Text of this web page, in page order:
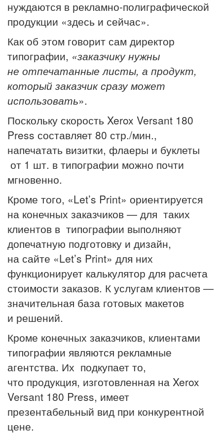
нуждаются в рекламно-полиграфической
продукции «здесь и сейчас».
Как об этом говорит сам директор
типографии, «заказчику нужны
не отпечатанные листы, а продукт,
который заказчик сразу может
использовать».
Поскольку скорость Xerox Versant 180
Press составляет 80 стр./мин.,
напечатать визитки, флаеры и буклеты
от 1 шт. в типографии можно почти
мгновенно.
Кроме того, «Let’s Print» ориентируется
на конечных заказчиков — для таких
клиентов в типографии выполняют
допечатную подготовку и дизайн,
на сайте «Let’s Print» для них
функционирует калькулятор для расчета
стоимости заказов. К услугам клиентов —
значительная база готовых макетов
и решений.
Кроме конечных заказчиков, клиентами
типографии являются рекламные
агентства. Их подкупает то,
что продукция, изготовленная на Xerox
Versant 180 Press, имеет
презентабельный вид при конкурентной
цене.